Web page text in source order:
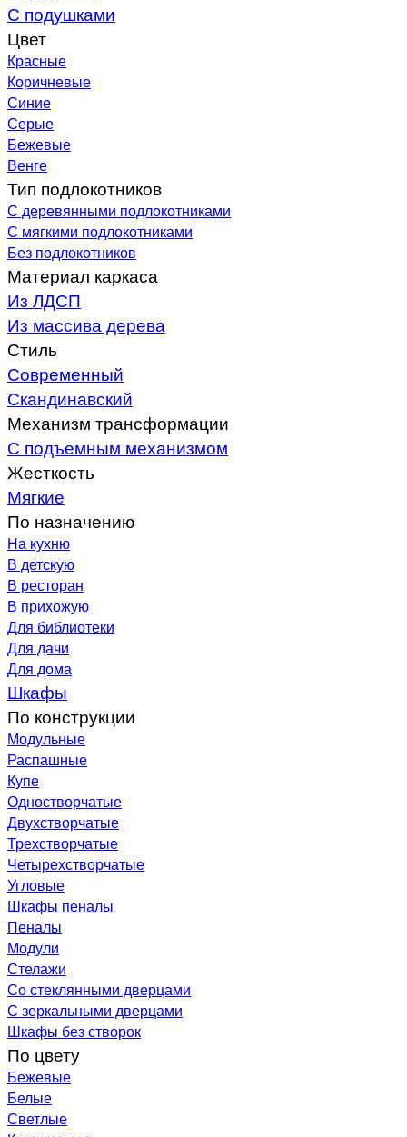
С подушками
Цвет
Красные
Коричневые
Синие
Серые
Бежевые
Венге
Тип подлокотников
С деревянными подлокотниками
С мягкими подлокотниками
Без подлокотников
Материал каркаса
Из ЛДСП
Из массива дерева
Стиль
Современный
Скандинавский
Механизм трансформации
С подъемным механизмом
Жесткость
Мягкие
По назначению
На кухню
В детскую
В ресторан
В прихожую
Для библиотеки
Для дачи
Для дома
Шкафы
По конструкции
Модульные
Распашные
Купе
Одностворчатые
Двухстворчатые
Трехстворчатые
Четырехстворчатые
Угловые
Шкафы пеналы
Пеналы
Модули
Стелажи
Со стеклянными дверцами
С зеркальными дверцами
Шкафы без створок
По цвету
Бежевые
Белые
Светлые